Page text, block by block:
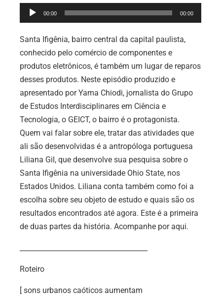
Tocador
de
áudio
00:00 00:00
Santa Ifigênia, bairro central da capital paulista,
conhecido pelo comércio de componentes e
produtos eletrônicos, é também um lugar de reparos
desses produtos. Neste episódio produzido e
apresentado por Yama Chiodi, jornalista do Grupo
de Estudos Interdisciplinares em Ciência e
Tecnologia, o GEICT, o bairro é o protagonista.
Quem vai falar sobre ele, tratar das atividades que
ali são desenvolvidas é a antropóloga portuguesa
Liliana Gil, que desenvolve sua pesquisa sobre o
Santa Ifigênia na universidade Ohio State, nos
Estados Unidos. Liliana conta também como foi a
escolha sobre seu objeto de estudo e quais são os
resultados encontrados até agora. Este é a primeira
de duas partes da história. Acompanhe por aqui.
Roteiro
[ sons urbanos caóticos aumentam